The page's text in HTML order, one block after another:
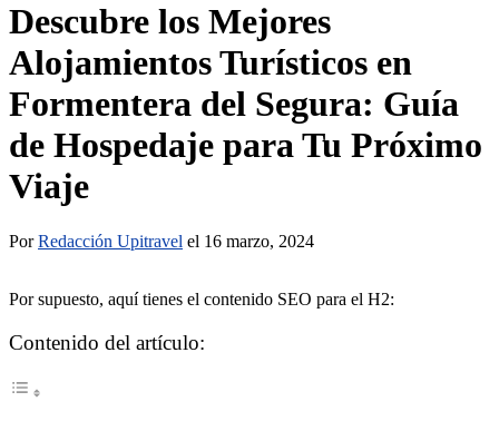
Descubre los Mejores
Alojamientos Turísticos en
Formentera del Segura: Guía
de Hospedaje para Tu Próximo
Viaje
PorRedacción Upitravel el 16 marzo, 2024
Por supuesto, aquí tienes el contenido SEO para el H2:
Contenido del artículo: